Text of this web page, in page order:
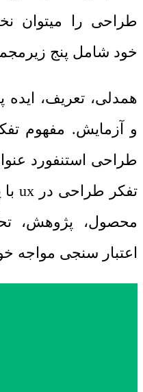
طراحی را میتوان
خود شامل پنج
همدلی، تعریف، ایده
و آزمایش. مفهوم
طراحی استنفورد
تفکر طراحی در uxبا
محصول، پژوهش،
اعتبار سنجی مواجه